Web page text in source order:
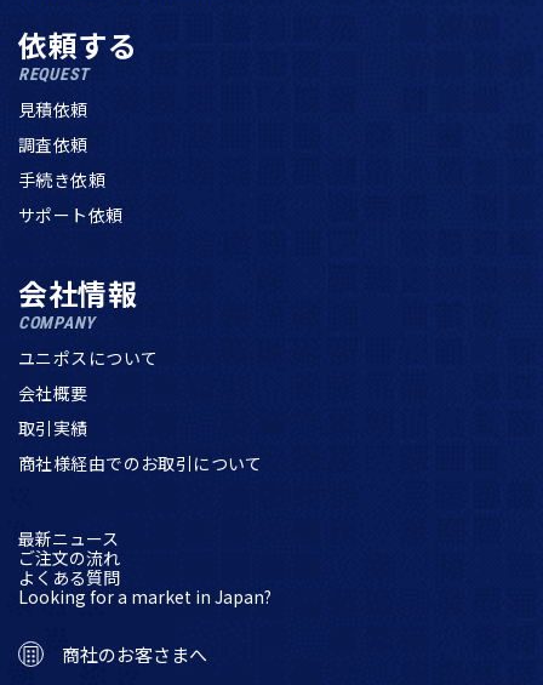
依頼する
REQUEST
見積依頼
調査依頼
手続き依頼
サポート依頼
会社情報
COMPANY
ユニポスについて
会社概要
取引実績
商社様経由でのお取引について
最新ニュース
ご注文の流れ
よくある質問
Looking for a market in Japan?
商社のお客さまへ